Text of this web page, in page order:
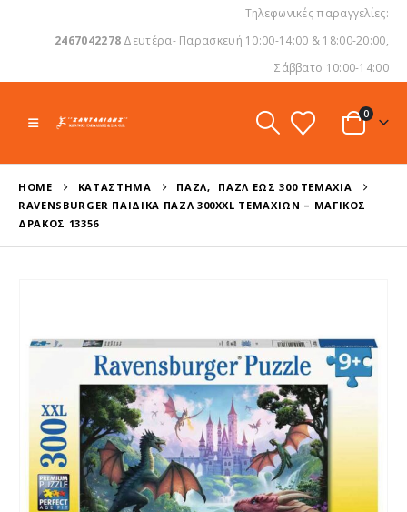
Τηλεφωνικές παραγγελίες:
2467042278 Δευτέρα- Παρασκευή 10:00-14:00 & 18:00-20:00,
Σάββατο 10:00-14:00
0
HOME ΚΑΤΆΣΤΗΜΑ ΠΑΖΛ,
ΠΑΖΛ ΈΩΣ 300 ΤΕΜΆΧΙΑ
RAVENSBURGER ΠΑΙΔΙΚΆ ΠΑΖΛ 300XXL ΤΕΜΑΧΊΩΝ – ΜΑΓΙΚΌΣ
ΔΡΆΚΟΣ 13356